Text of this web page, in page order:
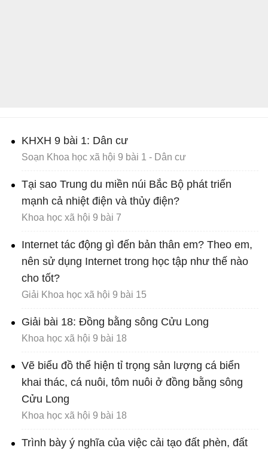
KHXH 9 bài 1: Dân cư
Soạn Khoa học xã hội 9 bài 1 - Dân cư
Tại sao Trung du miền núi Bắc Bộ phát triển
mạnh cả nhiệt điện và thủy điện?
Khoa học xã hội 9 bài 7
Internet tác động gì đến bản thân em? Theo em,
nên sử dụng Internet trong học tập như thế nào
cho tốt?
Giải Khoa học xã hội 9 bài 15
Giải bài 18: Đồng bằng sông Cửu Long
Khoa học xã hội 9 bài 18
Vẽ biểu đồ thể hiện tỉ trọng sản lượng cá biển
khai thác, cá nuôi, tôm nuôi ở đồng bằng sông
Cửu Long
Khoa học xã hội 9 bài 18
Trình bày ý nghĩa của việc cải tạo đất phèn, đất